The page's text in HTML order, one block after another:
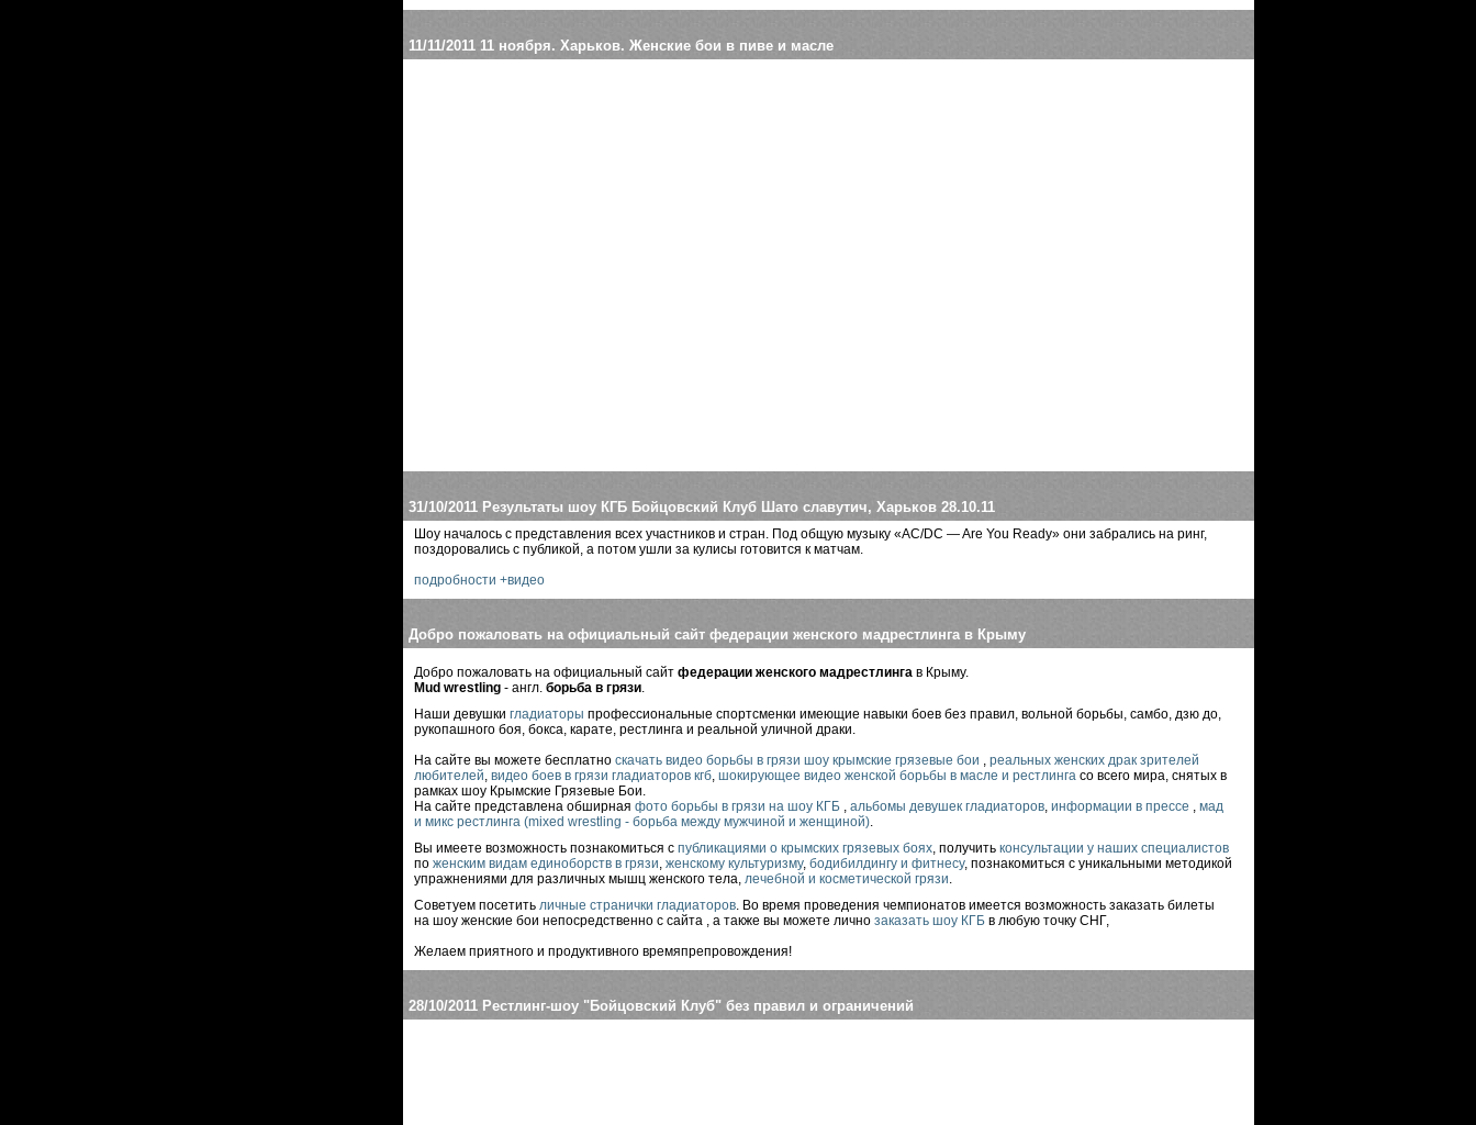
11/11/2011 11 ноября. Харьков. Женские бои в пиве и масле
31/10/2011 Результаты шоу КГБ Бойцовский Клуб Шато славутич, Харьков 28.10.11
Шоу началось с представления всех участников и стран. Под общую музыку «AC/DC — Are You Ready» они забрались на ринг,
поздоровались с публикой, а потом ушли за кулисы готовится к матчам.
подробности +видео
Добро пожаловать на официальный сайт федерации женского мадрестлинга в Крыму
Добро пожаловать на официальный сайт федерации женского мадрестлинга в Крыму.
Mud wrestling - англ. борьба в грязи.
Наши девушки гладиаторы профессиональные спортсменки имеющие навыки боев без правил, вольной борьбы, самбо, дзю до,
рукопашного боя, бокса, карате, рестлинга и реальной уличной драки.
На сайте вы можете бесплатно скачать видео борьбы в грязи шоу крымские грязевые бои , реальных женских драк зрителей
любителей, видео боев в грязи гладиаторов кгб, шокирующее видео женской борьбы в масле и рестлинга со всего мира, снятых в
рамках шоу Крымские Грязевые Бои.
На сайте представлена обширная фото борьбы в грязи на шоу КГБ , альбомы девушек гладиаторов, информации в прессе , мад
и микс рестлинга (mixed wrestling - борьба между мужчиной и женщиной).
Вы имеете возможность познакомиться с публикациями о крымских грязевых боях, получить консультации у наших специалистов
по женским видам единоборств в грязи, женскому культуризму, бодибилдингу и фитнесу, познакомиться с уникальными методикой
упражнениями для различных мышц женского тела, лечебной и косметической грязи.
Советуем посетить личные странички гладиаторов. Во время проведения чемпионатов имеется возможность заказать билеты
на шоу женские бои непосредственно с сайта , а также вы можете лично заказать шоу КГБ в любую точку СНГ,
Желаем приятного и продуктивного времяпрепровождения!
28/10/2011 Рестлинг-шоу "Бойцовский Клуб" без правил и ограничений